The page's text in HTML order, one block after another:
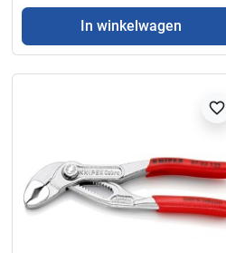
In winkelwagen
favorite_border